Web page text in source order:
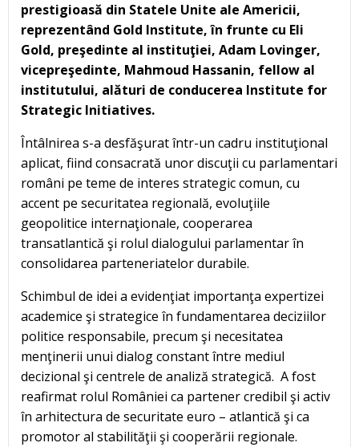
prestigioasă din Statele Unite ale Americii,
reprezentând Gold Institute, în frunte cu Eli
Gold, preşedinte al instituţiei, Adam Lovinger,
vicepreşedinte, Mahmoud Hassanin, fellow al
institutului, alături de conducerea Institute for
Strategic Initiatives.
Întâlnirea s-a desfăşurat într-un cadru instituţional
aplicat, fiind consacrată unor discuţii cu parlamentari
români pe teme de interes strategic comun, cu
accent pe securitatea regională, evoluţiile
geopolitice internaţionale, cooperarea
transatlantică şi rolul dialogului parlamentar în
consolidarea parteneriatelor durabile.
Schimbul de idei a evidenţiat importanţa expertizei
academice şi strategice în fundamentarea deciziilor
politice responsabile, precum şi necesitatea
menţinerii unui dialog constant între mediul
decizional şi centrele de analiză strategică. A fost
reafirmat rolul României ca partener credibil şi activ
în arhitectura de securitate euro – atlantică şi ca
promotor al stabilităţii şi cooperării regionale.